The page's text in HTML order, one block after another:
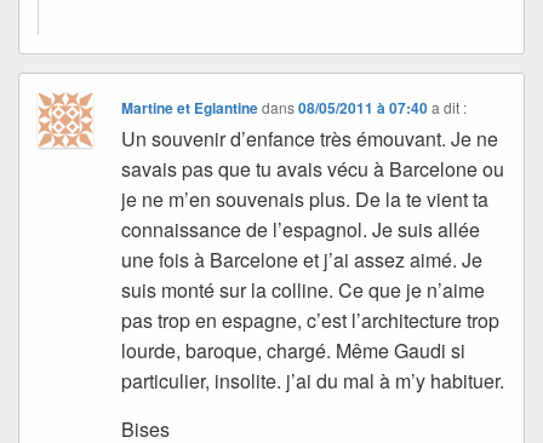
Martine et Eglantinedans08/05/2011 à 07:40 a dit :
Un souvenir d’enfance très émouvant. Je ne
savais pas que tu avais vécu à Barcelone ou
je ne m’en souvenais plus. De la te vient ta
connaissance de l’espagnol. Je suis allée
une fois à Barcelone et j’ai assez aimé. Je
suis monté sur la colline. Ce que je n’aime
pas trop en espagne, c’est l’architecture trop
lourde, baroque, chargé. Même Gaudi si
particulier, insolite. j’ai du mal à m’y habituer.
Bises